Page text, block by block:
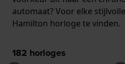
automaat? Voor elke
Hamilton horloge te vinden.
182 horloges